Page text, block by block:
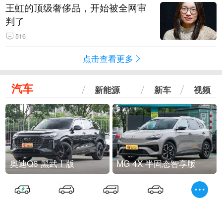
王虹的顶级奢侈品，开始被全网审
判了
516
点击查看更多
汽车 新能源 新车 视频
奥迪Q6 黑武士版 MG 4X 半固态智享版